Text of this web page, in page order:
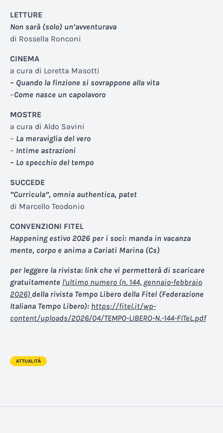
LETTURE
Non sarà (solo) un’avventurava
di Rossella Ronconi
CINEMA
a cura di Loretta Masotti
– Quando la finzione si sovrappone alla vita
–Come nasce un capolavoro
MOSTRE
a cura di Aldo Savini
– La meraviglia del vero
– Intime astrazioni
– Lo specchio del tempo
SUCCEDE
”Curricula”, omnia authentica, patet
di Marcello Teodonio
CONVENZIONI FITEL
Happening estivo 2026 per i soci: manda in vacanza
mente, corpo e anima a Cariati Marina (Cs)
per leggere la rivista: link che vi permetterà di scaricare
gratuitamente l'ultimo numero (n. 144, gennaio-febbraio
2026) della rivista Tempo Libero della Fitel (Federazione
Italiana Tempo Libero): https://fitel.it/wp-
content/uploads/2026/04/TEMPO-LIBERO-N.-144-FITeL.pdf
ATTUALITÀ